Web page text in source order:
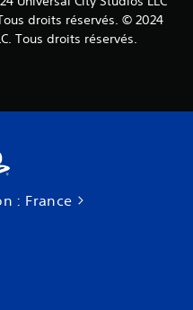
droits réservés. © 2024
Tous droits réservés.
: France